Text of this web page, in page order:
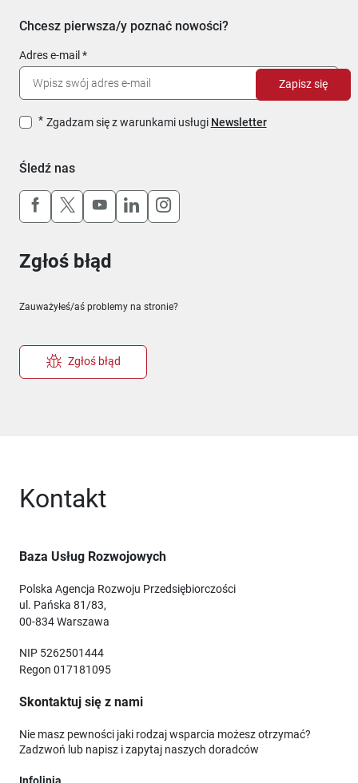
Chcesz pierwsza/y poznać nowości?
Adres e-mail
Zgadzam się z warunkami usługi Newsletter
Zapisz się
Śledź nas
Uwaga, link otworzy się w nowym oknie
Uwaga, link otworzy się w nowym oknie
Uwaga, link otworzy się w nowym
Uwaga, link otworzy się w
Uwaga, link otworzy się w
Zgłoś błąd
Zauważyłeś/aś problemy na stronie?
Zgłoś błąd
Kontakt
Baza Usług Rozwojowych
Polska Agencja Rozwoju Przedsiębiorczości
ul. Pańska 81/83,
00-834 Warszawa
NIP 5262501444
Regon 017181095
Skontaktuj się z nami
Nie masz pewności jaki rodzaj wsparcia możesz otrzymać?
Zadzwoń lub napisz i zapytaj naszych doradców
Infolinia